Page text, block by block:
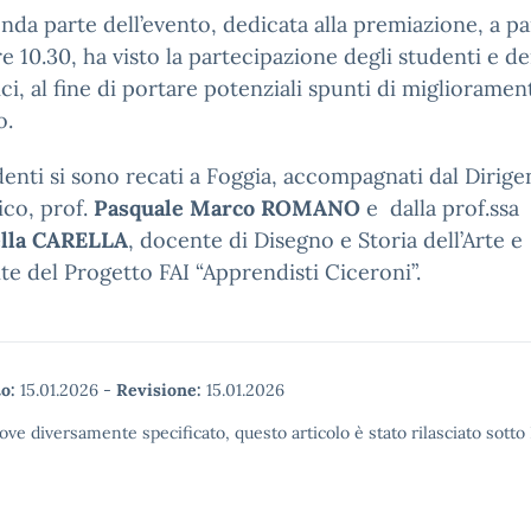
parte dell’evento, dedicata alla premiazione, a
10.30, ha visto la partecipazione degli studenti e
al fine di portare potenziali spunti di
si sono recati a Foggia, accompagnati dal
prof. Pasquale Marco ROMANO e dalla prof.ssa
CARELLA, docente di Disegno e Storia dell’Arte e
del Progetto FAI “Apprendisti Ciceroni”.
15.01.2026 - Revisione: 15.01.2026
diversamente specificato, questo articolo è stato rilasciato